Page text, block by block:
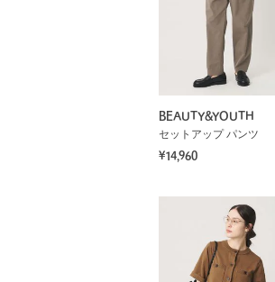
BEAUTY&YOUTH
セットアップ パンツ
¥14,960